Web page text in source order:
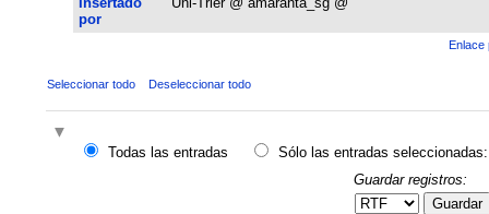
por
Enlace
Seleccionar todo Deseleccionar todo
Todas las entradas
Sólo las entradas seleccionadas:
Guardar registros:
Guardar